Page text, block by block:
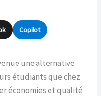
Copilot
une alternative
étudiants que chez
économies et qualité